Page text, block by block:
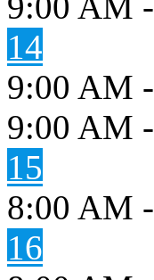
14
9:00 AM -
9:00 AM -
15
8:00 AM -
16